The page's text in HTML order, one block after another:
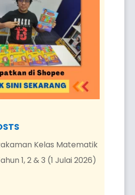
Kelas Matematik
1, 2 & 3 (1 Julai 2026)